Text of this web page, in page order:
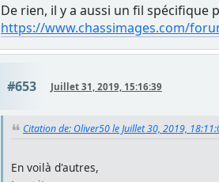
De rien, il y a aussi un fil spécifique
https://www.chassimages.com/
#653 Juillet 31, 2019, 15:16:39
Citation de: Oliver50 le Juillet 30, 2019,
En voilà d'autres,